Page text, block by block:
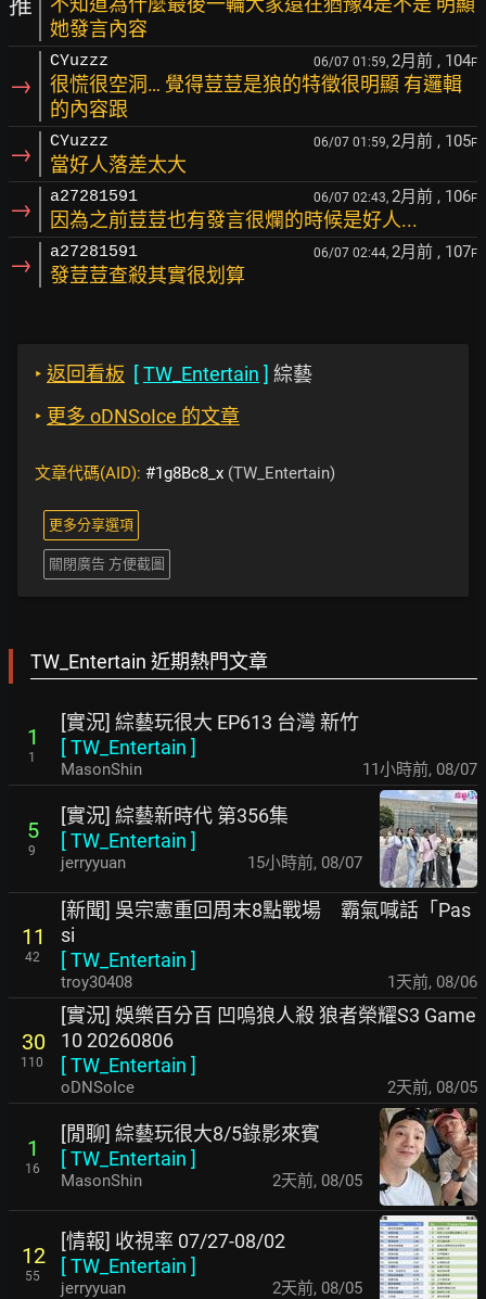
她發言內容
→
CYuzzz 06/07 01:59, 2月前 , 104F
很慌很空洞… 覺得荳荳是狼的特徵很明顯 有邏輯
的內容跟
→ CYuzzz 06/07 01:59, 2月前 , 105F
當好人落差太大
→ a27281591 06/07 02:43, 2月前 , 106F
因為之前荳荳也有發言很爛的時候是好人...
→ a27281591 06/07 02:44, 2月前 , 107F
發荳荳查殺其實很划算
‣ 返回看板 [TW_Entertain ] 綜藝
‣ 更多 oDNSoIce 的文章
文章代碼(AID): #1g8Bc8_x (TW_Entertain)
更多分享選項
關閉廣告 方便截圖
TW_Entertain 近期熱門文章
1
1
[實況] 綜藝玩很大 EP613 台灣 新竹
[TW_Entertain ]
MasonShin 11小時前, 08/07
5
9
[實況] 綜藝新時代 第356集
[TW_Entertain ]
jerryyuan 15小時前, 08/07
11
42
[新聞] 吳宗憲重回周末8點戰場 霸氣喊話「Pas
si
[TW_Entertain ]
troy30408 1天前, 08/06
30
110
[實況] 娛樂百分百 凹嗚狼人殺 狼者榮耀S3 Game
10 20260806
[TW_Entertain ]
oDNSoIce 2天前, 08/05
1
16
[閒聊] 綜藝玩很大8/5錄影來賓
[TW_Entertain ]
MasonShin 2天前, 08/05
12
55
[情報] 收視率 07/27-08/02
[TW_Entertain ]
jerryyuan 2天前, 08/05